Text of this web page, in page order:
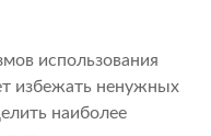
использования
избежать ненужных
наиболее